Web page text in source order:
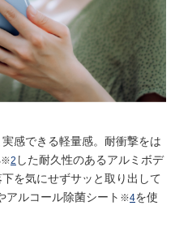
感できる軽量感。耐衝撃をは
※2 した耐久性のあるアルミボデ
を気にせずサッと取り出して
アルコール除菌シート ※4を使